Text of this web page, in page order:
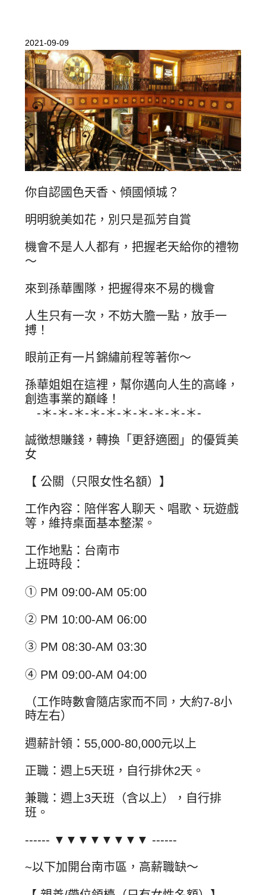
2021-09-09
你自認國色天香、傾國傾城？
明明貌美如花，別只是孤芳自賞
機會不是人人都有，把握老天給你的禮物
～
來到孫華團隊，把握得來不易的機會
人生只有一次，不妨大膽一點，放手一
搏！
眼前正有一片錦繡前程等著你～
孫華姐姐在這裡，幫你邁向人生的高峰，
創造事業的巔峰！
-＊-＊-＊-＊-＊-＊-＊-＊-＊-＊-
誠徴想賺錢，轉換「更舒適圈」的優質美
女
【 公關（只限女性名額）】
工作內容：陪伴客人聊天、唱歌、玩遊戲
等，維持桌面基本整潔。
工作地點：台南市
上班時段：
① PM 09:00-AM 05:00
② PM 10:00-AM 06:00
③ PM 08:30-AM 03:30
④ PM 09:00-AM 04:00
（工作時數會隨店家而不同，大約7-8小
時左右）
週薪計領：55,000-80,000元以上
正職：週上5天班，自行排休2天。
兼職：週上3天班（含以上），自行排
班。
------ ▼▼▼▼▼▼▼▼ ------
~以下加開台南市區，高薪職缺～